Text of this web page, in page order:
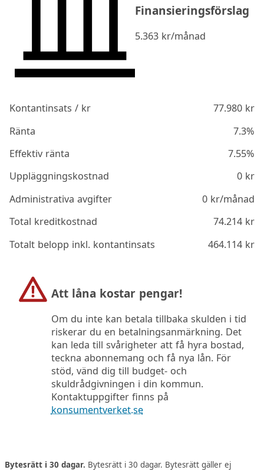
Finansieringsförslag
5.363 kr/månad
Kontantinsats / kr 77.980kr
Ränta
7.3%
Effektiv ränta
7.55%
Uppläggningskostnad
0kr
Administrativa avgifter
0kr/månad
Total kreditkostnad
74.214kr
Totalt belopp inkl. kontantinsats
464.114kr
Att låna kostar pengar!
Om du inte kan betala tillbaka skulden i tid
riskerar du en betalningsanmärkning. Det
kan leda till svårigheter att få hyra bostad,
teckna abonnemang och få nya lån. För
stöd, vänd dig till budget- och
skuldrådgivningen i din kommun.
Kontaktuppgifter finns på
konsumentverket.se
Bytesrätt i 30 dagar. Bytesrätt i 30 dagar. Bytesrätt gäller ej